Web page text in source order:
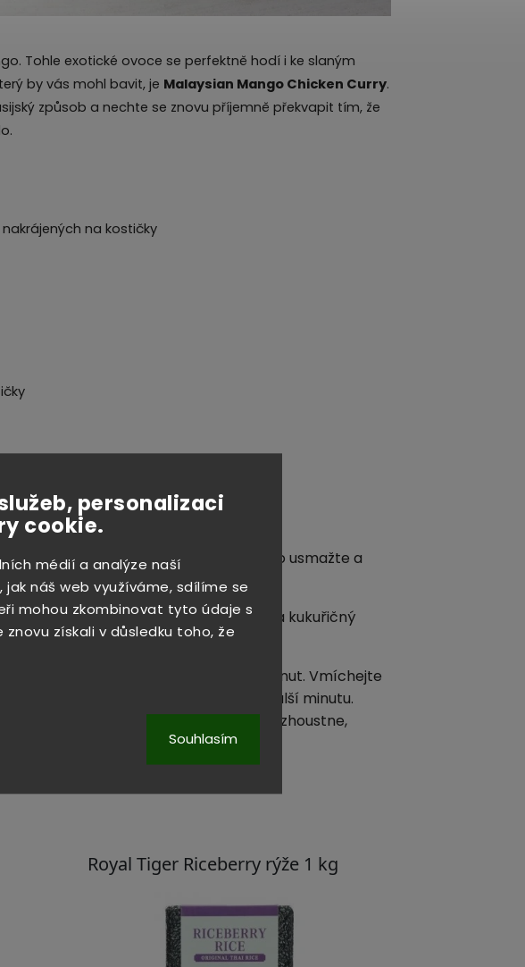
personalizaci
cookie.
médií a analýze naší
náš web využíváme, sdílíme se
mohou zkombinovat tyto údaje s
získali v důsledku toho, že
Souhlasím
Tohle exotické ovoce se perfektně hodí i ke slaným
by vás mohl bavit, je Malaysian Mango Chicken Curry.
způsob a nechte se znovu příjemně překvapit tím, že
na kostičky
přidejte nakrájená kuřecí prsa. Maso usmažte a
omáčku, ocet, hnědý cukr, kari a kukuřičný
nezměkne a nezprůhlední, cca 5 minut. Vmíchejte
2 minuty, přidejte zázvor a smažte další minutu.
v misce. Vařte dokud omáčka nezhoustne,
mango není prohřáté.